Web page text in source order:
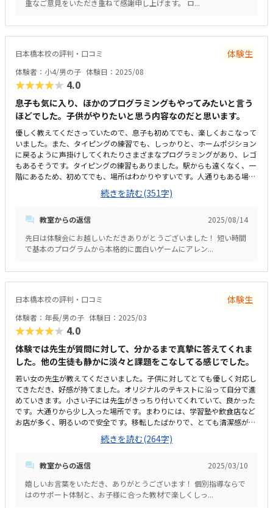
重なご意見をいただき重ねて感謝申し上げます。 ロ...
日本橋本校の評判・口コミ 体験生
体験者：小4/男の子 体験日：2025/08
★★★★★ 4.0
息子も気に入り、ほかのプログラミングもやってみたいと言う
ほどでした。子供がやりたいと思う内容なのだと思います。
優しく教えてくださっていたので、息子も初めてでも、楽しくおこなって
いました。また、タイピングの練習でも、しっかりと、ホームポジション
に戻るように声掛けしてくれたりさまざまなプログラミングがあり、レゴ
もあるそうです。タイピングの練習もありました。駅からも遠くなく、一
階にあるため、初めてでも、場所はわかりやすいです。人通りもある場所
なので、夜でも安心かと感じます。学童も兼ねているそうで、たくさん生
徒がいると、狭いのかなとも感じましたが、プログラミングを終えた生徒
ランによりますが、一般的だとおもいます。月に何回にするか、学童利用
るそうで、モチベーションも上がりそうです。
続きを読む(351字)
教室からの返信
2025/08/14
先日は体験会にお越しいただきありがとうございました！ 短い時間
で基本のプログラムから本格的に面白いゲームにアレン...
日本橋本校の評判・口コミ 体験生
体験者：年長/男の子 体験日：2025/03
★★★★★ 4.0
体験では先生が質問に対して、分かるまで真摯に答えてくれま
した。他の生徒も静かに淡々と課題をこなしてる感じでした。
若い女の先生が教えてくださいました。子供に対してとても優しく対応し
てきただき、好感が持てました。オリジナルのテキストに沿って自分で進
めていきます。小さい子には先生がきっちり付いてくれていて、良かった
です。大通りから少し入った場所です。まわりには、学習塾や飲食店など
お店が多く、明るいので安全です。移転したばかりで、とても清潔感があ
ります。教室内はワンフロアでこじんまりしていますが、生徒の人数に対
しては十分な広さだと思います。綺麗でした。料金は予想よりも高く感じ
続きを読む(264字)
教室からの返信
2025/03/10
嬉しいお言葉をいただき、ありがとうございます！ 個別指導ならで
はのサポート体制と、お子様に合った教材で楽しくしっ...